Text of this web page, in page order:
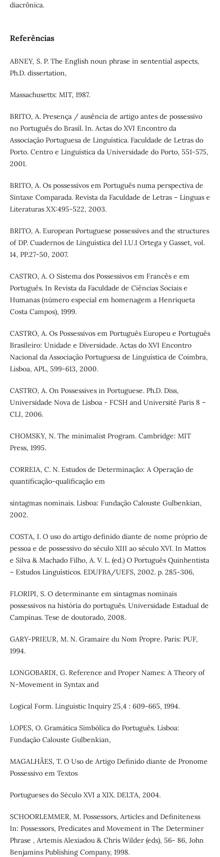
diacrônica.
Referências
ABNEY, S. P. The English noun phrase in sentential aspects,
Ph.D. dissertation,
Massachusetts: MIT, 1987.
BRITO, A. Presença / ausência de artigo antes de possessivo
no Português do Brasil. In. Actas do XVI Encontro da
Associação Portuguesa de Linguística. Faculdade de Letras do
Porto. Centro e Linguística da Universidade do Porto, 551-575,
2001.
BRITO, A. Os possessivos em Português numa perspectiva de
Sintaxe Comparada. Revista da Faculdade de Letras – Línguas e
Literaturas XX:495-522, 2003.
BRITO, A. European Portuguese possessives and the structures
of DP. Cuadernos de Linguística del I.U.I Ortega y Gasset, vol.
14, PP.27-50, 2007.
CASTRO, A. O Sistema dos Possessivos em Francês e em
Português. In Revista da Faculdade de Ciências Sociais e
Humanas (número especial em homenagem a Henriqueta
Costa Campos), 1999.
CASTRO, A. Os Possessivos em Português Europeu e Português
Brasileiro: Unidade e Diversidade. Actas do XVI Encontro
Nacional da Associação Portuguesa de Linguística de Coimbra,
Lisboa, APL, 599-613, 2000.
CASTRO, A. On Possessives in Portuguese. Ph.D. Diss,
Universidade Nova de Lisboa - FCSH and Université Paris 8 –
CLI, 2006.
CHOMSKY, N. The minimalist Program. Cambridge: MIT
Press, 1995.
CORREIA, C. N. Estudos de Determinação: A Operação de
quantificação-qualificação em
sintagmas nominais. Lisboa: Fundação Calouste Gulbenkian,
2002.
COSTA, I. O uso do artigo definido diante de nome próprio de
pessoa e de possessivo do século XIII ao século XVI. In Mattos
e Silva & Machado Filho, A. V. L. (ed.) O Português Quinhentista
– Estudos Linguísticos. EDUFBA/UEFS, 2002. p. 285-306,
FLORIPI, S. O determinante em sintagmas nominais
possessivos na história do português. Universidade Estadual de
Campinas. Tese de doutorado, 2008.
GARY-PRIEUR, M. N. Gramaire du Nom Propre. Paris: PUF,
1994.
LONGOBARDI, G. Reference and Proper Names: A Theory of
N-Movement in Syntax and
Logical Form. Linguistic Inquiry 25,4 : 609-665, 1994.
LOPES, O. Gramática Simbólica do Português. Lisboa:
Fundação Calouste Gulbenkian,
MAGALHÃES, T. O Uso de Artigo Definido diante de Pronome
Possessivo em Textos
Portugueses do Século XVI a XIX. DELTA, 2004.
SCHOORLEMMER, M. Possessors, Articles and Definiteness
In: Possessors, Predicates and Movement in The Determiner
Phrase , Artemis Alexiadou & Chris Wilder (eds), 56- 86, John
Benjamins Publishing Company, 1998.